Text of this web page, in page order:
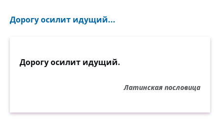
Дорогу осилит идущий...
Дорогу осилит идущий.
Латинская пословица